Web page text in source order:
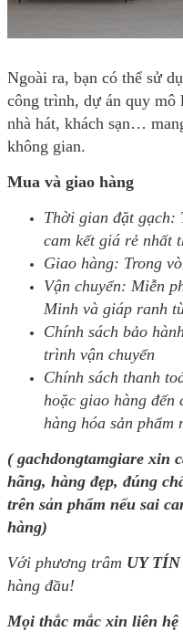
Ngoài ra, bạn có thể sử
công trình, dự án quy
nhà hát, khách sạn…
không gian.
Mua và giao hàng
Thời gian đặt gạch:
cam kết giá rẻ nhất
Giao hàng: Trong
Vận chuyển: Miễn
Minh và giáp ranh
Chính sách bảo
trình vận chuyển
Chính sách thanh
hoặc giao hàng đến
hàng hóa sản phẩm
( gachdongtamgiare xin
hãng, hàng đẹp, đúng
trên sản phẩm nếu sai
hàng)
Với phương trâm UY
hàng đầu!
Mọi thắc mắc xin liên